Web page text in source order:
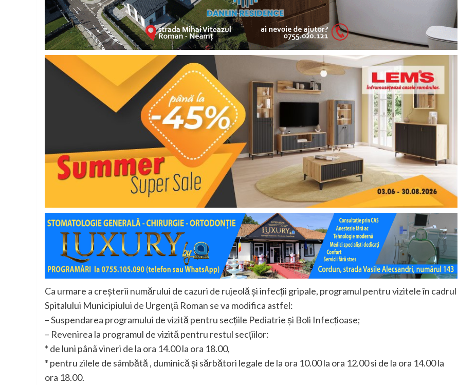
Ca urmare a creșterii numărului de cazuri de rujeolă și infecții gripale, programul pentru vizitele în cadrul
Spitalului Municipiului de Urgență Roman se va modifica astfel:
– Suspendarea programului de vizită pentru secțiile Pediatrie și Boli Infecțioase;
– Revenirea la programul de vizită pentru restul secțiilor:
* de luni pânã vineri de la ora 14.00 la ora 18.00,
* pentru zilele de sâmbătă , duminică și sărbători legale de la ora 10.00 la ora 12.00 si de la ora 14.00 la
ora 18.00.